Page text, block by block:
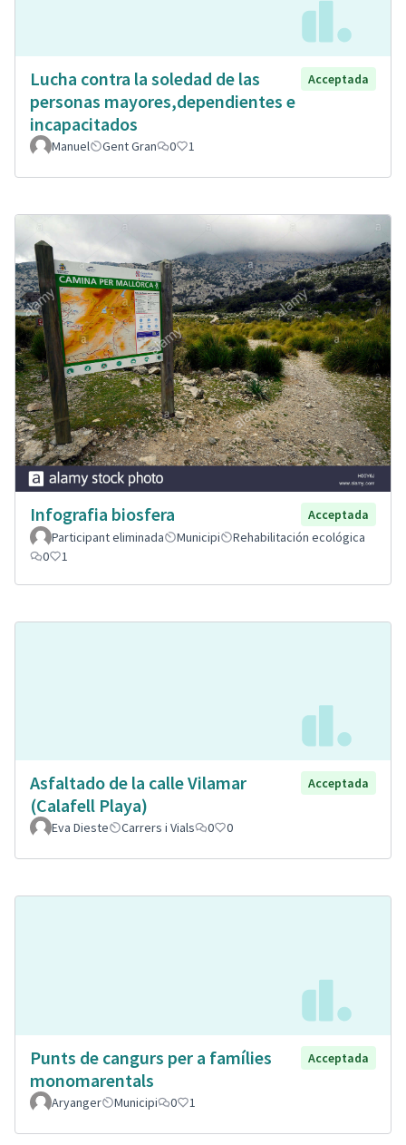
Lucha contra la soledad de las
personas mayores,dependientes e
incapacitados
Acceptada
Manuel Gent Gran 0 1
Infografia biosfera
Acceptada
Participant eliminada
Municipi
Rehabilitación ecológica
0
1
Asfaltado de la calle Vilamar
(Calafell Playa)
Acceptada
Eva Dieste Carrers i Vials 0 0
Punts de cangurs per a famílies
monomarentals
Acceptada
Aryanger Municipi 0 1